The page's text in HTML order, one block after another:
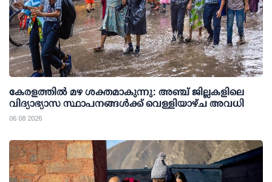
കേരളത്തില്‍ മഴ ശക്തമാകുന്നു: അഞ്ച് ജില്ലകളിലെ
വിദ്യാഭ്യാസ സ്ഥാപനങ്ങള്‍ക്ക് വെള്ളിയാഴ്ച അവധി
06 08 2026